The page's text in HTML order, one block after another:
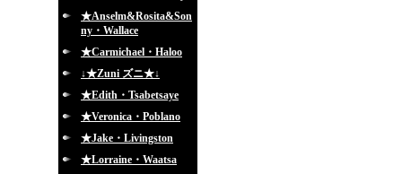
★Anselm&Rosita&Son
ny・Wallace
★Carmichael・Haloo
↓★Zuni ズニ★↓
★Edith・Tsabetsaye
★Veronica・Poblano
★Jake・Livingston
★Lorraine・Waatsa